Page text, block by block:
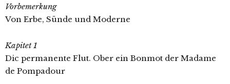
Vorbemerkung
Von Erbe, Sünde und Moderne
Kapitet 1
Dic permanente Flut. Ober ein Bonmot der Madame
de Pompadour